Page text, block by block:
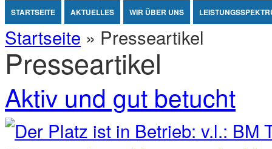
STARTSEITE AKTUELLES WIR ÜBER UNS
Sie sind hier
Startseite » Presseartikel
Presseartikel
Aktiv und gut betucht